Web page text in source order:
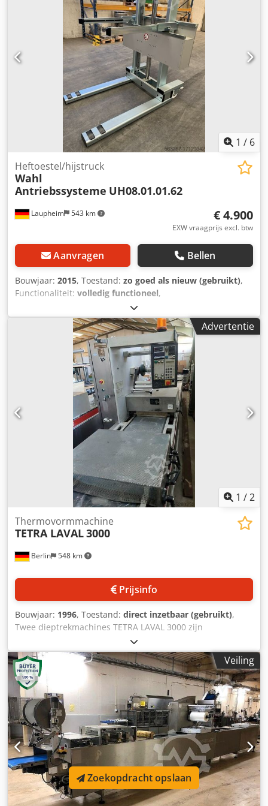
1 / 6
Laupheim 543 km
Heftoestel/hijstruck
Wahl
Antriebssysteme UH08.01.01.62
€ 4.900
EXW vraagprijs excl. btw
Aanvragen Bellen
Bouwjaar: 2015, Toestand: zo goed als nieuw (gebruikt),
Functionaliteit: volledig functioneel,
585
feeders, bijvoorbeeld Cedpfx Aneumtc Askjrf geldig voor
verschillende machinetypes:
BEC300,BEC500,B1240,UPS1070,B1880,UPS
1030,UPS1040,etc. De apparaten kunnen ook nuttig zijn
voor andere toepassingen. Het bouwjaar kan variëren, alle
apparaten zijn zo goed als nieuw en zijn nooit in gebruik
Advertentie
1 /2
Berlin 548 km
Thermovormmachine
TETRA LAVAL3000
Prijsinfo
Bouwjaar: 1996, Toestand: direct inzetbaar (gebruikt),
Twee dieptrekmachines TETRA LAVAL 3000 zijn
beschikbaar, stroomaansluiting: 30A, spanning: 380V,
bouwjaar machine 1/ 2: 1995/ 1996. Csdpjgbft Rofx Ankjrf
Veiling
Zoekopdracht opslaan